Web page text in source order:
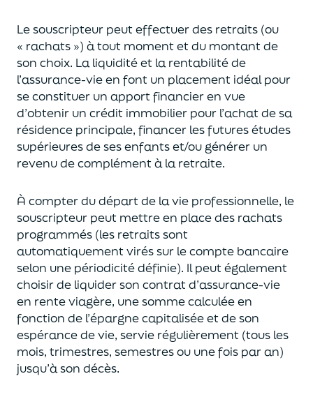
Le souscripteur peut effectuer des retraits (ou
« rachats ») à tout moment et du montant de
son choix. Laliquiditéet la rentabilité de
l’assurance-vie en font un placement idéal pour
se constituer un apport financier en vue
d’obtenir un crédit immobilier pour l’achat desa
résidence principale, financer les futures études
supérieures de ses enfantset/ou générer un
revenu de complément à la retraite.
À compter du départ de la vie professionnelle, le
souscripteur peut mettre en place des rachats
programmés (les retraits sont
automatiquement virés sur le compte bancaire
selon une périodicité définie). Il peut également
choisirde liquider son contrat d’assurance-vie
en rente viagère, une somme calculée en
fonction de l’épargne capitalisée et deson
espérance de vie, servie régulièrement (tous les
mois, trimestres, semestres ou une fois par an)
jusqu’à son décès.